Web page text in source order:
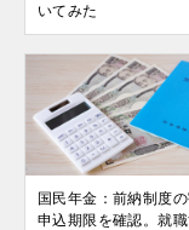
いてみた
国民年金：前納制度
申込期限を確認。就